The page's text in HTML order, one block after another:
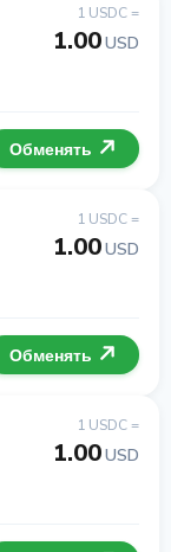
1 USDC =
1.00USD
Обменять
1 USDC =
1.00USD
Обменять
1 USDC =
1.00USD